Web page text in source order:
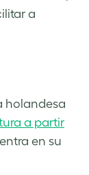
a
holandesa
a partir
en su